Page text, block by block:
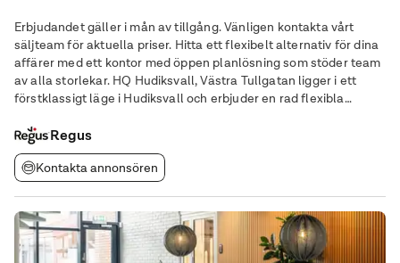
Erbjudandet gäller i mån av tillgång. Vänligen kontakta vårt
säljteam för aktuella priser. Hitta ett flexibelt alternativ för dina
affärer med ett kontor med öppen planlösning som stöder team
av alla storlekar. HQ Hudiksvall, Västra Tullgatan ligger i ett
förstklassigt läge i Hudiksvall och erbjuder en rad flexibla
behoven hos
Regus
Kontakta annonsören